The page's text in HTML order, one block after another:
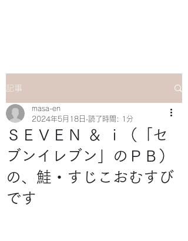
記事
ＳＥＶＥＮ ＆ ｉ（「セ
ブンイレブン」のＰＢ）
の、鮭・すじこおむすび
です
masa-en
2024年5月18日 読了時間: 1分